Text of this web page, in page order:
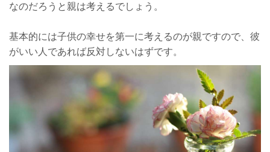
なのだろうと親は考えるでしょう。
基本的には子供の幸せを第一に考えるのが親ですので、彼
がいい人であれば反対しないはずです。